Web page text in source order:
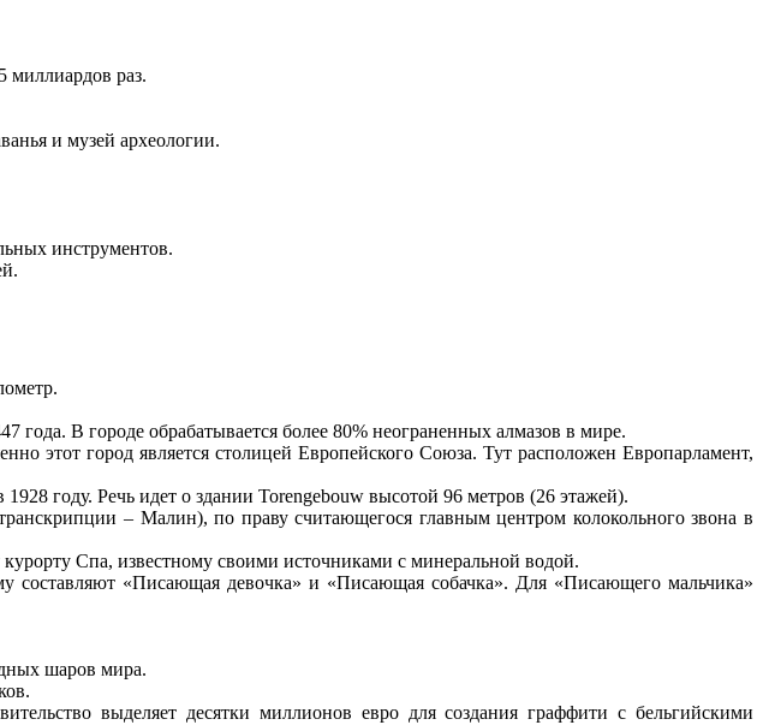
миллиардов раз.
и музей археологии.
инструментов.
В городе обрабатывается более 80% неограненных алмазов в мире.
этот город является столицей Европейского Союза. Тут расположен Европарламент,
году. Речь идет о здании Torengebouw высотой 96 метров (26 этажей).
– Малин), по праву считающегося главным центром колокольного звона в
Спа, известному своими источниками с минеральной водой.
«Писающая девочка» и «Писающая собачка». Для «Писающего мальчика»
шаров мира.
выделяет десятки миллионов евро для создания граффити с бельгийскими